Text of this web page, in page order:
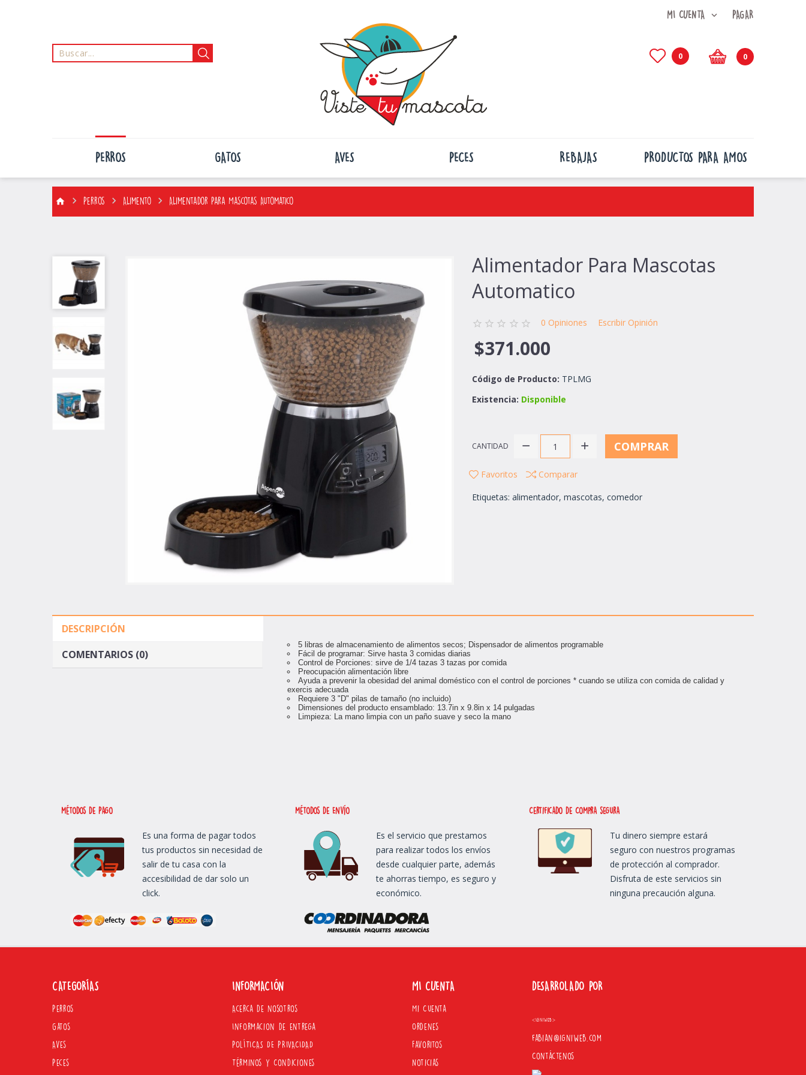
MI CUENTA PAGAR
0
0
PERROS GATOS AVES PECES REBAJAS PRODUCTOS PARA AMOS
Perros Alimento Alimentador Para Mascotas Automatico
Alimentador Para Mascotas
Automatico
0 Opiniones Escribir Opinión
$371.000
Código de Producto: TPLMG
Existencia: Disponible
CANTIDAD COMPRAR
Favoritos
Comparar
Etiquetas: alimentador, mascotas, comedor
DESCRIPCIÓN
COMENTARIOS (0)
5 libras de almacenamiento de alimentos secos; Dispensador de alimentos programable
Fácil de programar: Sirve hasta 3 comidas diarias
Control de Porciones: sirve de 1/4 tazas 3 tazas por comida
Preocupación alimentación libre
Ayuda a prevenir la obesidad del animal doméstico con el control de porciones * cuando se utiliza con comida de calidad y
exercis adecuada
Requiere 3 "D" pilas de tamaño (no incluido)
Dimensiones del producto ensamblado: 13.7in x 9.8in x 14 pulgadas
Limpieza: La mano limpia con un paño suave y seco la mano
métodos de Pago
Es una forma de pagar todos
tus productos sin necesidad de
salir de tu casa con la
accesibilidad de dar solo un
click.
métodos de Envío
Es el servicio que prestamos
para realizar todos los envíos
desde cualquier parte, además
te ahorras tiempo, es seguro y
económico.
Certificado de Compra segura
Tu dinero siempre estará
seguro con nuestros programas
de protección al comprador.
Disfruta de este servicios sin
ninguna precaución alguna.
CATEGORÍAS
Perros
Gatos
Aves
Peces
INFORMACIÓN
Acerca de nosotros
Informacion de entrega
POLÍTICAS DE PRIVACIDAD
Términos y Condiciones
MI CUENTA
Mi Cuenta
Ordenes
Favoritos
Noticias
DESARROLADO POR
<Igniweb>
fabian@igniweb.com
Contáctenos